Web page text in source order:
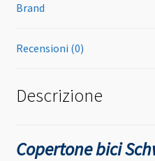
Brand
Recensioni (0)
Descrizione
Copertone bici